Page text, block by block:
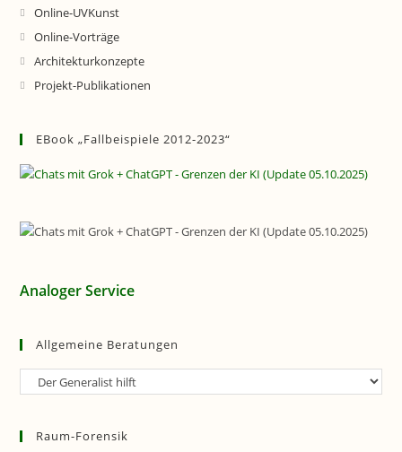
Online-UVKunst
Online-Vorträge
Architekturkonzepte
Projekt-Publikationen
EBook „Fallbeispiele 2012-2023“
Analoger Service
Allgemeine Beratungen
Allgemeine
Raum-Forensik